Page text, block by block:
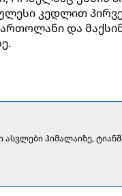
კედლით
და
ჰიმალაიზე,